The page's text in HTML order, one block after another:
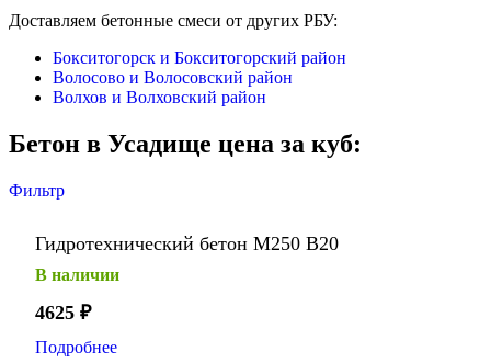
Доставляем бетонные смеси от других РБУ:
Бокситогорск и Бокситогорский район
Волосово и Волосовский район
Волхов и Волховский район
Бетон в Усадище цена за куб:
Фильтр
Гидротехнический бетон М250 В20
В наличии
4625 ₽
Подробнее